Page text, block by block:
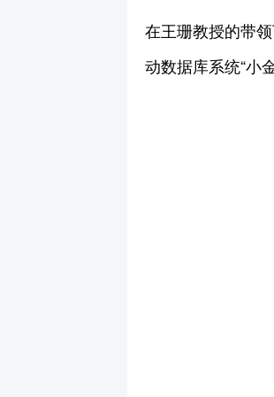
在王珊教授的带
动数据库系统“小